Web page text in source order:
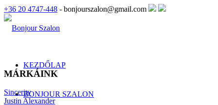
+36 20 4747-448 - bonjourszalon@gmail.com
KEZDŐLAP
BONJOUR SZALON
MÁRKÁINK
Sincerity
Justin Alexander